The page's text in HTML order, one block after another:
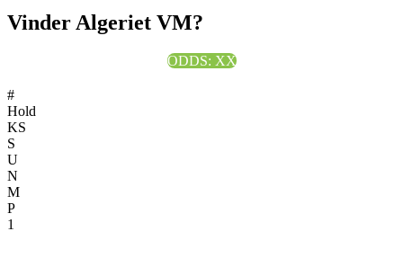
Vinder Algeriet VM?
ODDS: XX
#
Hold
KS
S
U
N
M
P
1